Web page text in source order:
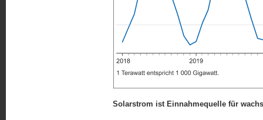
Solarstrom ist Einnahmequelle für